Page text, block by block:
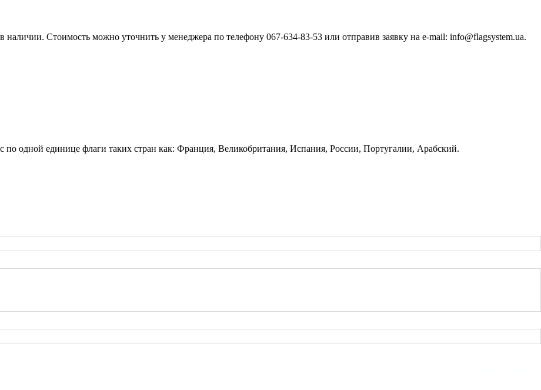
Стоимость можно уточнить у менеджера по телефону 067-634-83-53 или отправив заявку на e-mail: info@flagsystem.ua.
по одной единице флаги таких стран как: Франция, Великобритания, Испания, России, Португалии, Арабский.